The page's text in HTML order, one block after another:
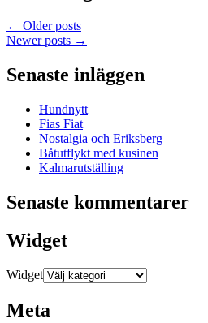
← Older posts
Newer posts →
Senaste inläggen
Hundnytt
Fias Fiat
Nostalgia och Eriksberg
Båtutflykt med kusinen
Kalmarutställing
Senaste kommentarer
Widget
Widget
Meta